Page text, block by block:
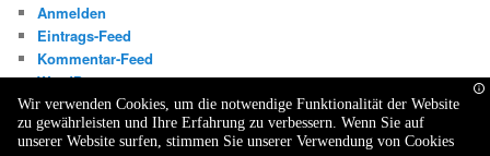
Anmelden
Eintrags-Feed
Kommentar-Feed
WordPress.org
Wir verwenden Cookies, um die notwendige Funktionalität der Website
zu gewährleisten und Ihre Erfahrung zu verbessern. Wenn Sie auf
unserer Website surfen, stimmen Sie unserer Verwendung von Cookies